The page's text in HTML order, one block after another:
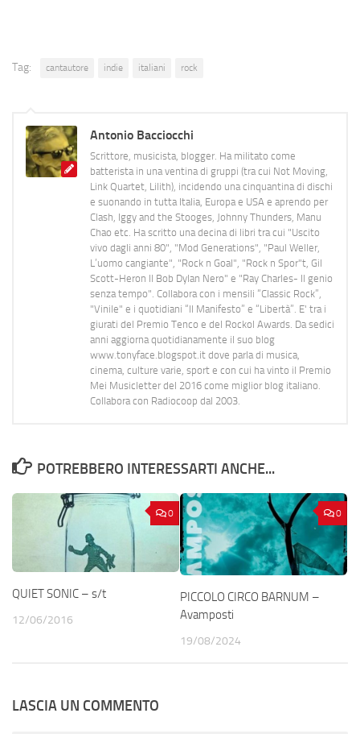
Tag: cantautore indie italiani rock
Antonio Bacciocchi
Scrittore, musicista, blogger. Ha militato come
batterista in una ventina di gruppi (tra cui Not Moving,
Link Quartet, Lilith), incidendo una cinquantina di dischi
e suonando in tutta Italia, Europa e USA e aprendo per
Clash, Iggy and the Stooges, Johnny Thunders, Manu
Chao etc. Ha scritto una decina di libri tra cui "Uscito
vivo dagli anni 80", "Mod Generations", "Paul Weller,
L’uomo cangiante", "Rock n Goal", "Rock n Spor"t, Gil
Scott-Heron Il Bob Dylan Nero" e "Ray Charles- Il genio
senza tempo". Collabora con i mensili “Classic Rock”,
"Vinile" e i quotidiani “Il Manifesto” e “Libertà”. E' tra i
giurati del Premio Tenco e del Rockol Awards. Da sedici
anni aggiorna quotidianamente il suo blog
www.tonyface.blogspot.it dove parla di musica,
cinema, culture varie, sport e con cui ha vinto il Premio
Mei Musicletter del 2016 come miglior blog italiano.
Collabora con Radiocoop dal 2003.
POTREBBERO INTERESSARTI ANCHE...
0
QUIET SONIC – s/t
12/06/2016
0
PICCOLO CIRCO BARNUM –
Avamposti
19/08/2024
LASCIA UN COMMENTO